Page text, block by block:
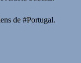
de #Portugal.